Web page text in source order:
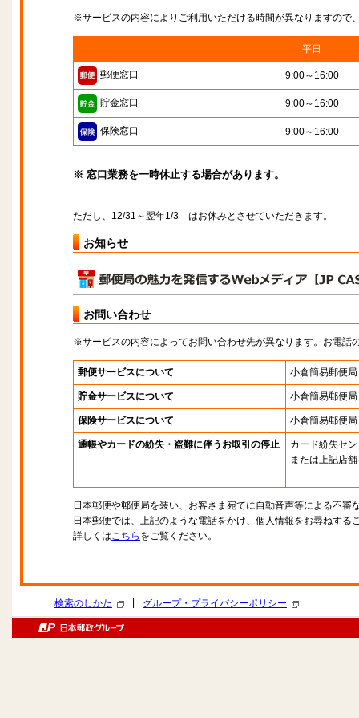
※サービスの内容によりご利用いただける時間が異なりますので
平日
郵便窓口 9:00～16:00
貯金窓口 9:00～16:00
保険窓口 9:00～16:00
※ 窓口業務を一時休止する場合があります。
ただし、12/31～翌年1/3 はお休みとさせていただきます。
お知らせ
お問い合わせ
※サービスの内容によってお問い合わせ先が異なります。お電話
郵便サービスについて 小倉簡易郵便局
貯金サービスについて 小倉簡易郵便局
保険サービスについて 小倉簡易郵便局
通帳やカードの紛失・盗難に伴うお取引の停止
カード紛失セ
または上記店舗
日本郵便や郵便局を装い、お客さま宛てに自動音声等による不審
日本郵便では、上記のような電話をかけ、個人情報をお尋ねする
詳しくはこちら をご覧ください。
検索のしかた グループ・プライバシーポリシー